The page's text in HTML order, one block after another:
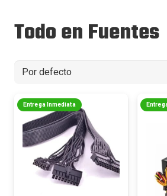
Todo en Fuentes
Entrega Inmediata